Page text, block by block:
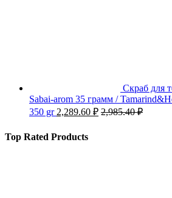
Скраб для
Sabai-arom 35 грамм /
350 gr 2,289.60 ₽ 2,985.40₽
Top Rated Products